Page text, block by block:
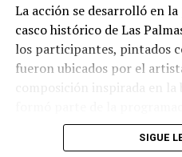
La acción se desarrolló en
casco histórico de Las
los participantes, pintados
fueron ubicados por el
composición inspirada en la
Business Pride 2026.
SIGUE